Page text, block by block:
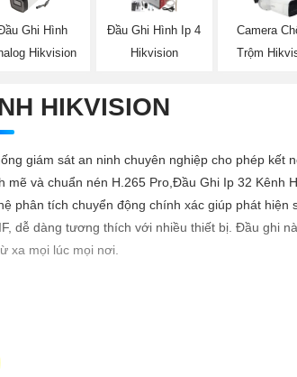
Ghi Hình
Hikvision
Đầu Ghi Hình Ip 4
Hikvision
Camera
Trộm
HIKVISION
giám sát an ninh chuyên nghiệp cho phép kết
và chuẩn nén H.265 Pro,Đầu Ghi Ip 32 Kênh
phân tích chuyển động chính xác giúp phát hiện
dễ dàng tương thích với nhiều thiết bị. Đầu ghi
xa mọi lúc mọi nơi.
Hikvision giá rẻ với hình ảnh chất lượng sắc nét: